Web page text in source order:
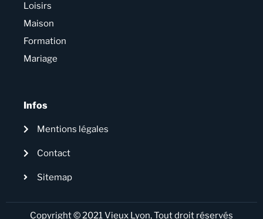
Loisirs
Maison
Formation
Mariage
Infos
Mentions légales
Contact
Sitemap
Copyright © 2021 Vieux Lyon, Tout droit réservés